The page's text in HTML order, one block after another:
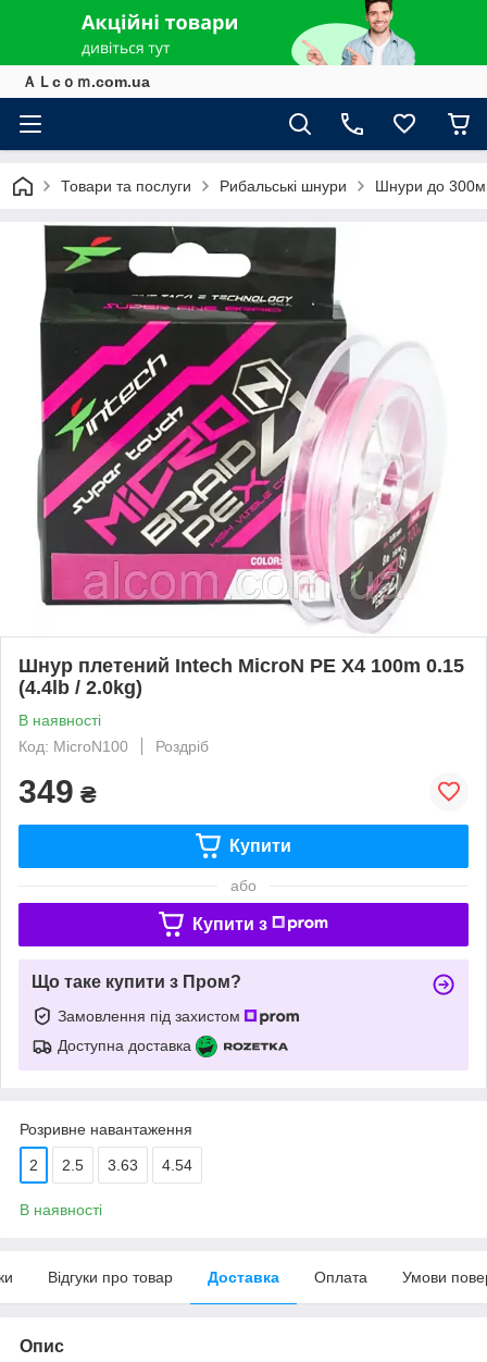
ＡＬcｏｍ.com.ua
Товари та послуги Рибальські шнури Шнури до 300м
Шнур плетений Intech MicroN PE X4 100m 0.15
(4.4lb / 2.0kg)
В наявності
Код: MicroN100
Роздріб
349 ₴
Купити
або
Купити з
Що таке купити з Пром?
Замовлення під захистом
Доступна доставка
Розривне навантаження
2 2.5 3.63 4.54
В наявності
Відгуки про товар Доставка Оплата Умови
Опис